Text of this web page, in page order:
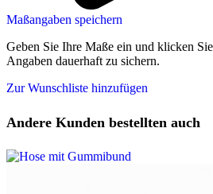
Maßangaben speichern
Geben Sie Ihre Maße ein und klicken
Angaben dauerhaft zu sichern.
Zur Wunschliste hinzufügen
Andere Kunden bestellten auch